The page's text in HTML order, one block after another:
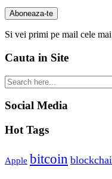
Si vei primi pe mail cele
Cauta in Site
Social Media
Hot Tags
Apple bitcoin